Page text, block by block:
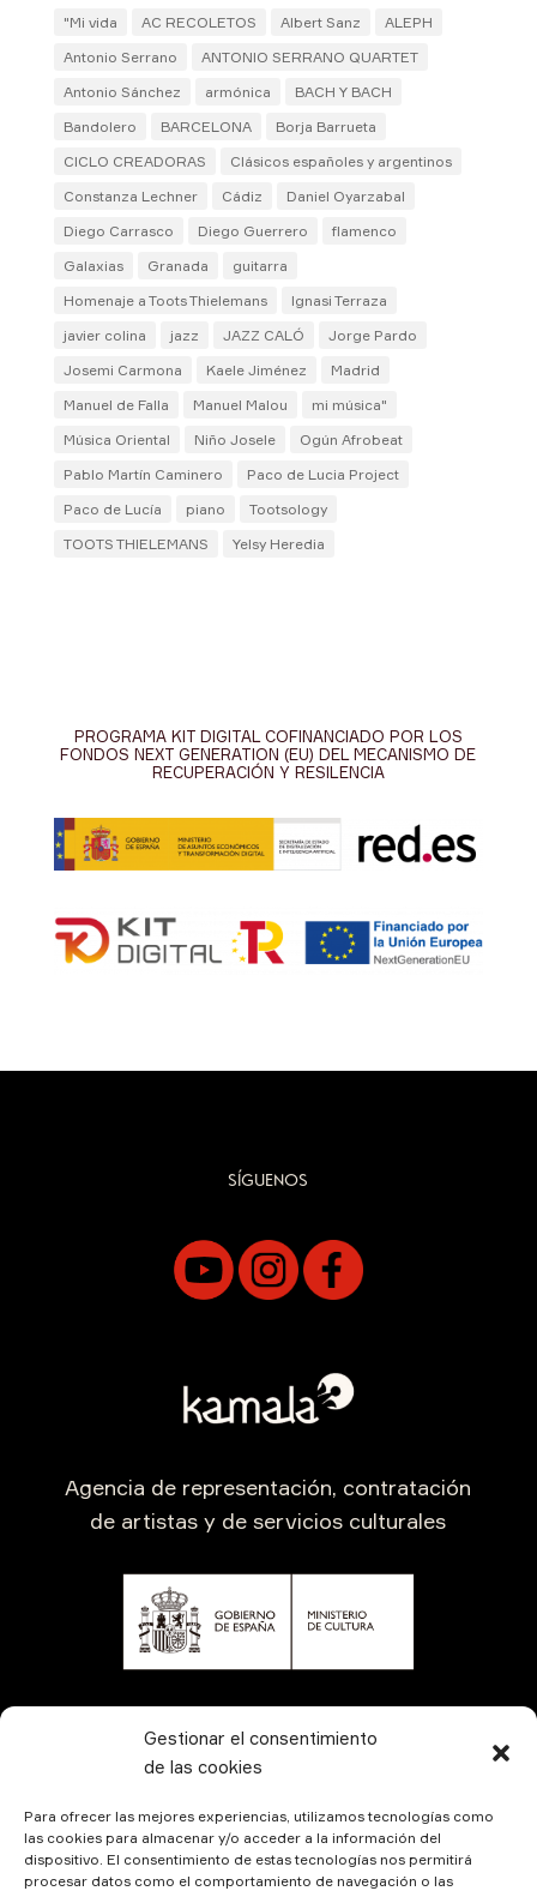
Gestionar el consentimiento
de las cookies
Para ofrecer las mejores experiencias, utilizamos tecnologías como
las cookies para almacenar y/o acceder a la información del
dispositivo. El consentimiento de estas tecnologías nos permitirá
procesar datos como el comportamiento de navegación o las
"Mi vida AC RECOLETOS Albert Sanz
ALEPH
Antonio Serrano
ANTONIO SERRANO QUARTET
Antonio Sánchez
armónica
BACH Y BACH
Bandolero
BARCELONA
Borja Barrueta
CICLO CREADORAS
Clásicos españoles y argentinos
Constanza Lechner
Cádiz
Daniel Oyarzabal
Diego Carrasco
Diego Guerrero
flamenco
Galaxias
Granada
guitarra
Homenaje a Toots Thielemans
Ignasi Terraza
javier colina
jazz JAZZ CALÓ
Jorge Pardo
Josemi Carmona
Kaele Jiménez
Madrid
Manuel de Falla
Manuel Malou
mi música"
Música Oriental
Niño Josele
Ogún Afrobeat
Pablo Martín Caminero
Paco de Lucia Project
Paco de Lucía
piano
Tootsology
TOOTS THIELEMANS
Yelsy Heredia
PROGRAMA KIT DIGITAL COFINANCIADO POR LOS
FONDOS NEXT GENERATION (EU) DEL MECANISMO DE
RECUPERACIÓN Y RESILENCIA
SÍGUENOS
Agencia de representación, contratación
de artistas y de servicios culturales